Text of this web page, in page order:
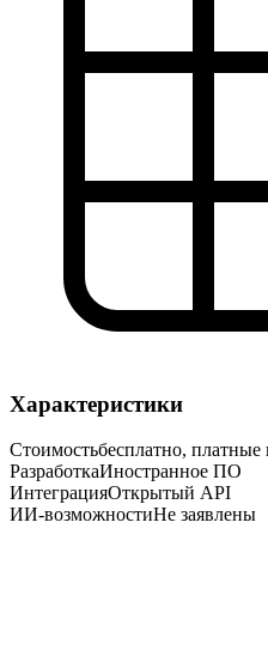
Характеристики
Стоимостьбесплатно,
РазработкаИностранное ПО
ИнтеграцияОткрытый API
ИИ-возможностиНе заявлены